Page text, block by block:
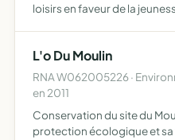
loisirs en faveur de la
L'o Du Moulin
RNA W062005226 ·
en 2011
Conservation du site du
protection écologique et